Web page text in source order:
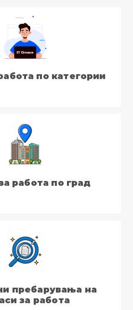
по категории
работа по град
пребарувања на
за работа